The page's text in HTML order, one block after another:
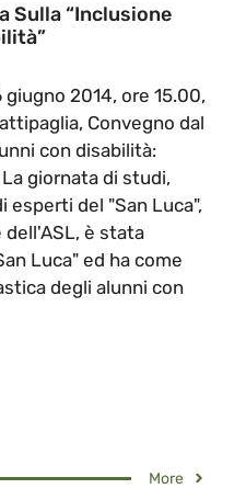
Sulla “Inclusione
giugno 2014, ore 15.00,
Convegno dal
con disabilità:
giornata di studi,
esperti del "San Luca",
dell'ASL, è stata
Luca" ed ha come
degli alunni con
More